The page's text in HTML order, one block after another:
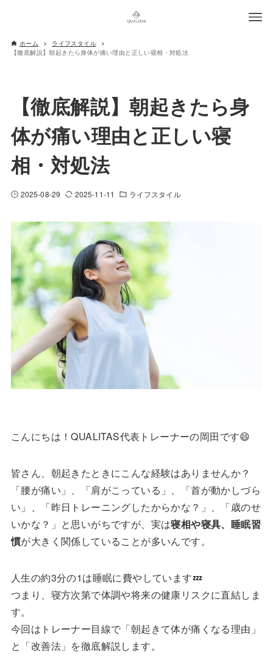
ホーム
ライフスタイル
【徹底解説】朝起きたら身体が痛い理由と正しい寝相・対処法
【徹底解説】朝起きたら身
体が痛い理由と正しい寝
相・対処法
2025-08-29 2025-11-11 ライフスタイル
こんにちは！QUALITAS代表トレーナーの岡田です😄
皆さん、朝起きたときにこんな経験はありませんか？
「腰が痛い」、「肩がこっている」、「首が動かしづら
い」、「昨日トレーニングしたからかな？」、「歳のせ
いかな？」と思いがちですが、実は寝相や寝具、睡眠習
慣が大きく関係していることが多いんです。
人生の約3分の1は睡眠に費やしています💤
つまり、寝方次第で体調や将来の健康リスクに直結しま
す。
今回はトレーナー目線で「朝起きて体が痛くなる理由」
と「改善法」を徹底解説します。